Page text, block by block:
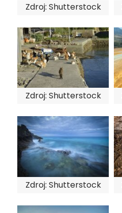
Zdroj: Shutterstock
Zdroj: Shutterstock
Zdroj: Shutterstock